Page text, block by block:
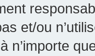
et/ou
n’importe